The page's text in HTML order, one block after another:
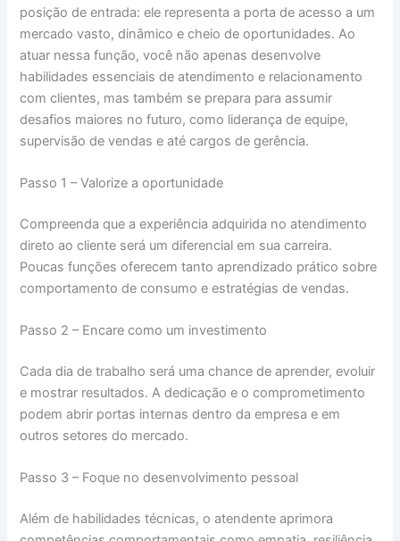
posição de entrada: ele representa a porta de acesso a um
mercado vasto, dinâmico e cheio de oportunidades. Ao
atuar nessa função, você não apenas desenvolve
habilidades essenciais de atendimento e relacionamento
com clientes, mas também se prepara para assumir
desafios maiores no futuro, como liderança de equipe,
supervisão de vendas e até cargos de gerência.
Passo 1 – Valorize a oportunidade
Compreenda que a experiência adquirida no atendimento
direto ao cliente será um diferencial em sua carreira.
Poucas funções oferecem tanto aprendizado prático sobre
comportamento de consumo e estratégias de vendas.
Passo 2 – Encare como um investimento
Cada dia de trabalho será uma chance de aprender, evoluir
e mostrar resultados. A dedicação e o comprometimento
podem abrir portas internas dentro da empresa e em
outros setores do mercado.
Passo 3 – Foque no desenvolvimento pessoal
Além de habilidades técnicas, o atendente aprimora